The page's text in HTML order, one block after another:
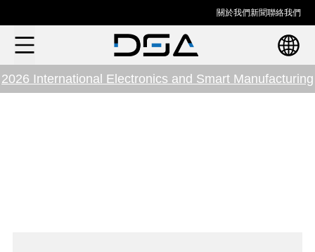
關於我們新聞聯絡我們
2026 International Electronics and Smart Manufacturing